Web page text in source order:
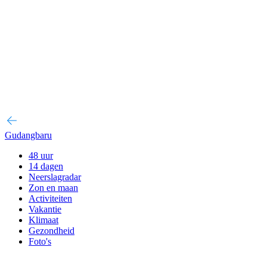
Gudangbaru
48 uur
14 dagen
Neerslagradar
Zon en maan
Activiteiten
Vakantie
Klimaat
Gezondheid
Foto's